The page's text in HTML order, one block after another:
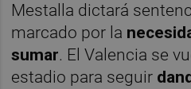
Mestalla dictará
marcado por la
sumar. El Valencia se
estadio para seguir